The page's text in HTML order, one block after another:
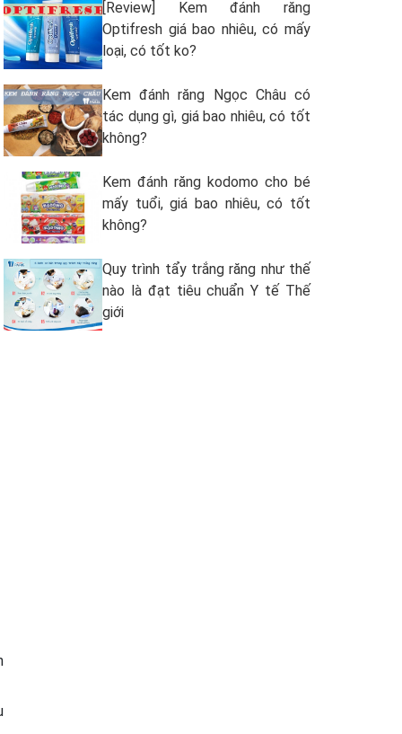
[Review] Kem đánh răng
Optifresh giá bao nhiêu, có mấy
loại, có tốt ko?
Kem đánh răng Ngọc Châu có
tác dụng gì, giá bao nhiêu, có tốt
không?
Kem đánh răng kodomo cho bé
mấy tuổi, giá bao nhiêu, có tốt
không?
Quy trình tẩy trắng răng như thế
nào là đạt tiêu chuẩn Y tế Thế
giới